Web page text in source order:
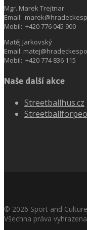
Mgr. Marek Trejtnar
Email:
Mobil: +420 776 045 900
Matěj Jarkovský
Email:
Mobil: +420 774 836 115
Naše další akce
Streetballhus.cz
© 2026 Sport and
Všechna práva